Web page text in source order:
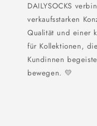
DAILYSOCKS
verkaufsstarken
Qualität und einer
für Kollektionen,
Kundinnen
bewegen. 💛